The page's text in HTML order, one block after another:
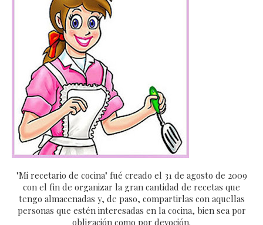
"Mi recetario de cocina" fué creado el 31 de agosto de 2009
con el fin de organizar la gran cantidad de recetas que
tengo almacenadas y, de paso, compartirlas con aquellas
personas que estén interesadas en la cocina, bien sea por
obligación como por devoción.